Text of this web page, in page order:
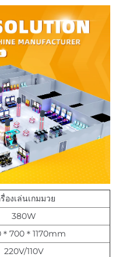
รื่องเล่นเกมมวย
380W
700＊1170mm
220V/110V